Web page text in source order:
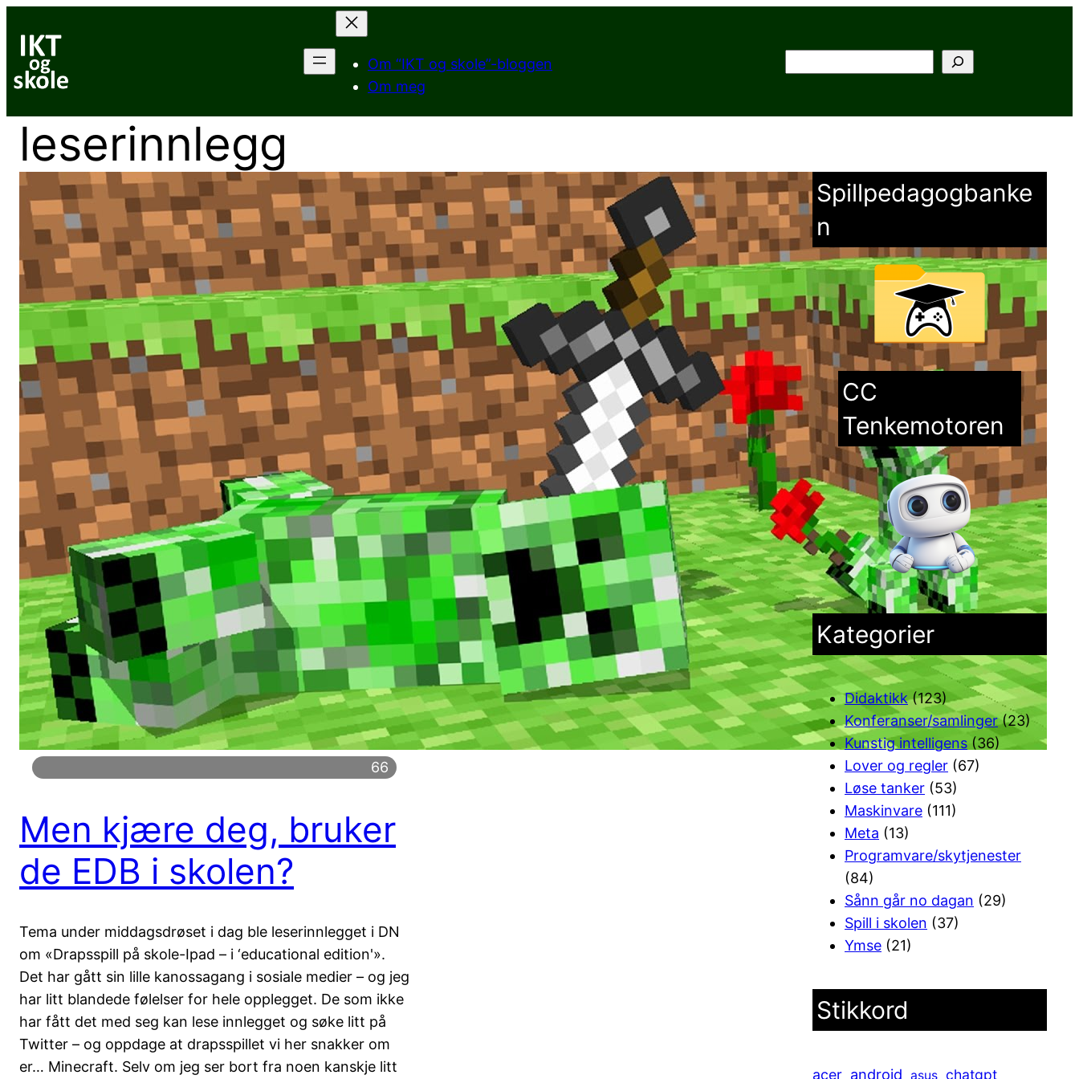
innhold
Om “IKT og skole”-bloggen
Om meg
leserinnlegg
66
Men kjære deg, bruker
de EDB i skolen?
Tema under middagsdrøset i dag ble leserinnlegget i DN
om «Drapsspill på skole-Ipad – i ‘educational edition'».
Det har gått sin lille kanossagang i sosiale medier – og jeg
har litt blandede følelser for hele opplegget. De som ikke
har fått det med seg kan lese innlegget og søke litt på
Twitter – og oppdage at drapsspillet vi her snakker om
er… Minecraft. Selv om jeg ser bort fra noen kanskje litt
Spillpedagogbanke
n
CC
Tenkemotoren
Kategorier
Didaktikk(123)
Konferanser/samlinger(23)
Kunstig intelligens (36)
Lover og regler (67)
Løse tanker (53)
Maskinvare (111)
Meta (13)
Programvare/skytjenester
(84)
Sånn går no dagan (29)
Spill i skolen (37)
Ymse (21)
Stikkord
acer android asus chatgpt